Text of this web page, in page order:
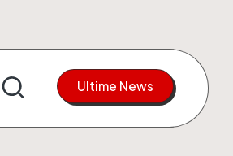
Ultime News